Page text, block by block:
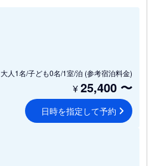
大人1名/子ども0名/1室/泊 (参考宿泊料金)
¥25,400 〜
日時を指定して予約